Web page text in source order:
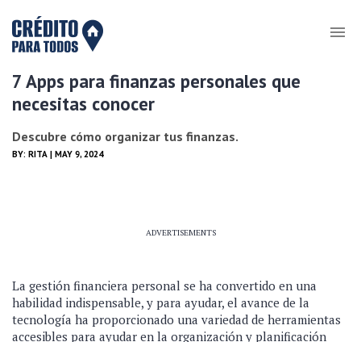
7 Apps para finanzas personales que
necesitas conocer
Descubre cómo organizar tus finanzas.
BY: RITA | MAY 9, 2024
ADVERTISEMENTS
La gestión financiera personal se ha convertido en una
habilidad indispensable, y para ayudar, el avance de la
tecnología ha proporcionado una variedad de herramientas
accesibles para ayudar en la organización y planificación